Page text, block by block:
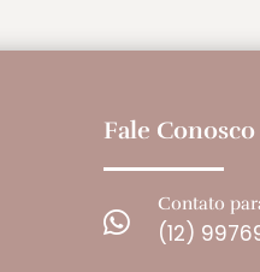
Fale Conosco

Contato
(12)